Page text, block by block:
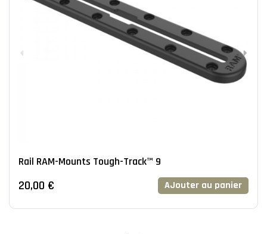
Rail RAM-Mounts Tough-Track™ 9
20,00 € AJouter au panier